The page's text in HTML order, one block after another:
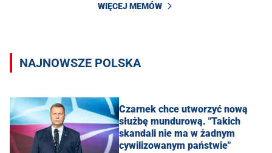
WIĘCEJ MEMÓW
NAJNOWSZE POLSKA
Czarnek chce utworzyć nową
służbę mundurową. "Takich
skandali nie ma w żadnym
cywilizowanym państwie"